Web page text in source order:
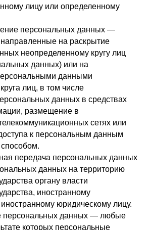
лицу или определенному
персональных данных —
на раскрытие
неопределенному кругу лиц
данных) или на
данными
лиц, в том числе
данных в средствах
размещение в
сетях или
к персональным данным
передача персональных данных
данных на территорию
органу власти
иностранному
юридическому лицу.
персональных данных — любые
которых персональные